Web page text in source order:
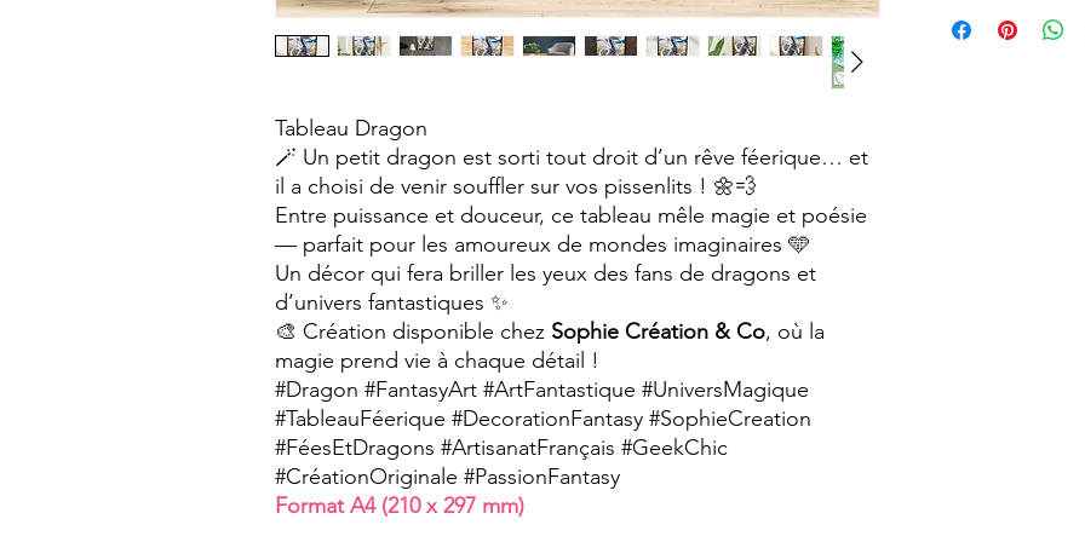
Tableau Dragon
🪄 Un petit dragon est sorti tout droit d’un rêve féerique… et
il a choisi de venir souffler sur vos pissenlits ! 🌼💨
Entre puissance et douceur, ce tableau mêle magie et poésie
— parfait pour les amoureux de mondes imaginaires 🩵
Un décor qui fera briller les yeux des fans de dragons et
d’univers fantastiques ✨
🎨 Création disponible chez Sophie Création & Co, où la
magie prend vie à chaque détail !
#Dragon #FantasyArt #ArtFantastique #UniversMagique
#TableauFéerique #DecorationFantasy #SophieCreation
#FéesEtDragons #ArtisanatFrançais #GeekChic
#CréationOriginale #PassionFantasy
Format A4 (210 x 297 mm)
vintage.
proposons en